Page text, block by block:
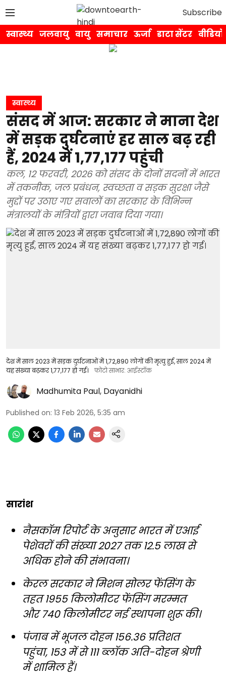
Subscribe
स्वास्थ्य जलवायु वायु समाचार ऊर्जा डाटा सेंटर वीडियो
स्वास्थ्य
संसद में आज: सरकार ने माना देश
में सड़क दुर्घटनाएं हर साल बढ़ रही
हैं, 2024 में 1,77,177 पहुंची
कल, 12 फरवरी, 2026 को संसद के दोनों सदनों में भारत
में तकनीक, जल प्रबंधन, स्वच्छता व सड़क सुरक्षा जैसे
मुद्दों पर उठाए गए सवालों का सरकार के विभिन्न
मंत्रालयों के मंत्रियों द्वारा जवाब दिया गया।
देश में साल 2023 में सड़क दुर्घटनाओं में 1,72,890 लोगों की मृत्यु हुई, साल 2024 में
यह संख्या बढ़कर 1,77,177 हो गई।
फोटो साभार: आईस्टॉक
Madhumita Paul, Dayanidhi
Published on: 13 Feb 2026, 5:35 am
सारांश
नैसकॉम रिपोर्ट के अनुसार भारत में एआई
पेशेवरों की संख्या 2027 तक 12.5 लाख से
अधिक होने की संभावना।
केरल सरकार ने मिशन सोलर फेंसिंग के
तहत 1955 किलोमीटर फेंसिंग मरम्मत
और 740 किलोमीटर नई स्थापना शुरू की।
पंजाब में भूजल दोहन 156.36 प्रतिशत
पहुंचा, 153 में से 111 ब्लॉक अति-दोहन श्रेणी
में शामिल हैं।